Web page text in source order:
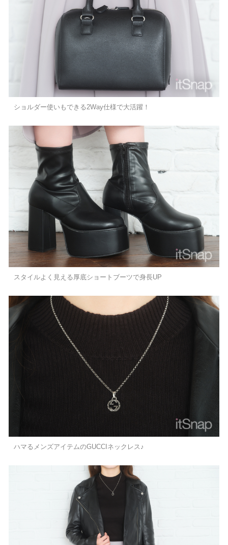
ショルダー使いもできる2Way仕様で大活躍！
スタイルよく見える厚底ショートブーツで身長UP
ハマるメンズアイテムのGUCCIネックレス♪